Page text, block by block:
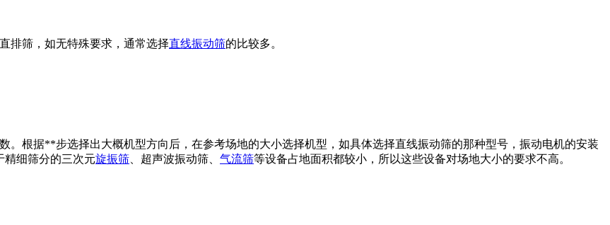
排筛，如无特殊要求，通常选择直线振动筛的比较多。
。根据**步选择出大概机型方向后，在参考场地的大小选择机型，如具体选择直线振动筛的那种型号，振动电机的安装
精细筛分的三次元旋振筛 、超声波振动筛、 气流筛等设备占地面积都较小，所以这些设备对场地大小的要求不高。